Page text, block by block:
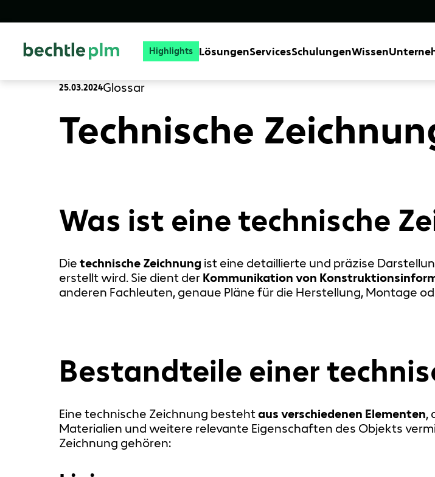
Highlights LösungenServicesSchulungenWissen
25.03.2024Glossar
Technische
Was ist eine technische
Dietechnische Zeichnung ist eine detaillierte und präzise
erstellt wird. Sie dient der Kommunikation von
anderen Fachleuten, genaue Pläne für die Herstellung, Montage
Bestandteile einer
Eine technische Zeichnung bestehtaus verschiedenen Elementen,
Materialien und weitere relevante Eigenschaften des Objekts
Zeichnung gehören: